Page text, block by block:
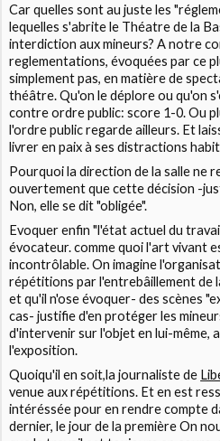
Car quelles sont au juste les
lequelles s'abrite le Théatre de la
interdiction aux mineurs? A notre
reglementations, évoquées par ce
simplement pas, en matière de
théâtre. Qu'on le déplore ou qu'on
contre ordre public: score 1-0. Ou
l'ordre public regarde ailleurs. Et
livrer en paix à ses distractions
Pourquoi la direction de la salle ne
ouvertement que cette décision -
Non, elle se dit"obligée".
Evoquer enfin"l'état actuel du
évocateur. comme quoi l'art vivant
incontrôlable. On imagine
répétitions par l'entrebâillement de
et qu'il n'ose évoquer- des scènes "
cas- justifie d'en protéger les
d'intervenir sur l'objet en lui-même,
l'exposition.
Quoiqu'il en soit,la journaliste de
venue aux répétitions. Et en est
intéréssée pour en rendre compte
dernier, le jour de la première On